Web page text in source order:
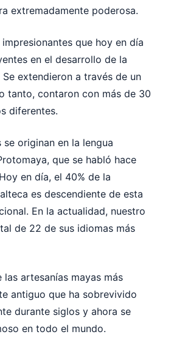
extremadamente poderosa.
que hoy en día
en el desarrollo de la
extendieron a través de un
tanto, contaron con más de 30
diferentes.
se originan en la lengua
que se habló hace
en día, el 40% de la
es descendiente de esta
En la actualidad, nuestro
de 22 de sus idiomas más
las artesanías mayas más
antiguo que ha sobrevivido
durante siglos y ahora se
en todo el mundo.